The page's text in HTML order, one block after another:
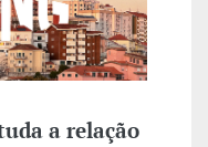
a relação